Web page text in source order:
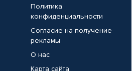
Политика
конфиденциальности
Согласие на получение
рекламы
О нас
Карта сайта